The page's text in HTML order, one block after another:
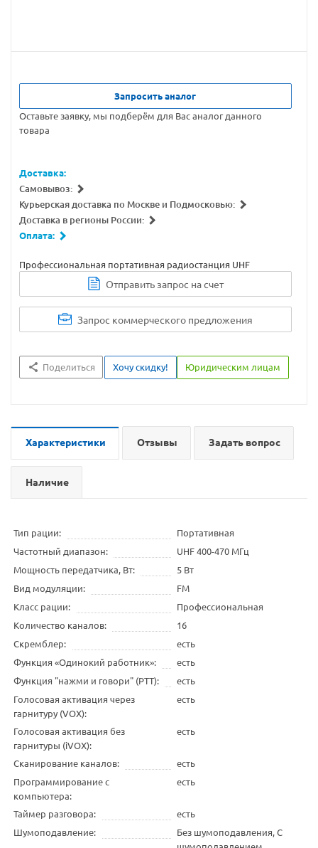
Запросить аналог
Оставьте заявку, мы подберём для Вас аналог данного
товара
Доставка:
Самовывоз:
Курьерская доставка по Москве и Подмосковью:
Доставка в регионы России:
Оплата:
Профессиональная портативная радиостанция UHF
Отправить запрос на счет
Запрос коммерческого предложения
Поделиться Хочу скидку! Юридическим лицам
Характеристики Отзывы Задать вопрос
Наличие
Тип рации
Портативная
Частотный диапазон
UHF 400-470 МГц
Мощность передатчика, Вт
5 Вт
Вид модуляции
FM
Класс рации
Профессиональная
Количество каналов
16
Скремблер
есть
Функция «Одинокий работник»
есть
Функция "нажми и говори" (PTT)
есть
Голосовая активация через
гарнитуру (VOX)
есть
Голосовая активация без
гарнитуры (iVOX)
есть
Сканирование каналов
есть
Программирование с
компьютера
есть
Таймер разговора
есть
Шумоподавление
Без шумоподавления, С